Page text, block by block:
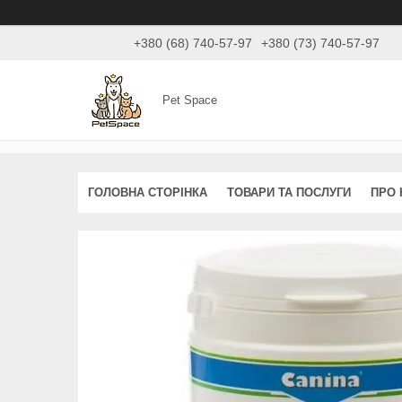
+380 (68) 740-57-97 +380 (73) 740-57-97
Pet Space
ГОЛОВНА СТОРІНКА ТОВАРИ ТА ПОСЛУГИ ПРО